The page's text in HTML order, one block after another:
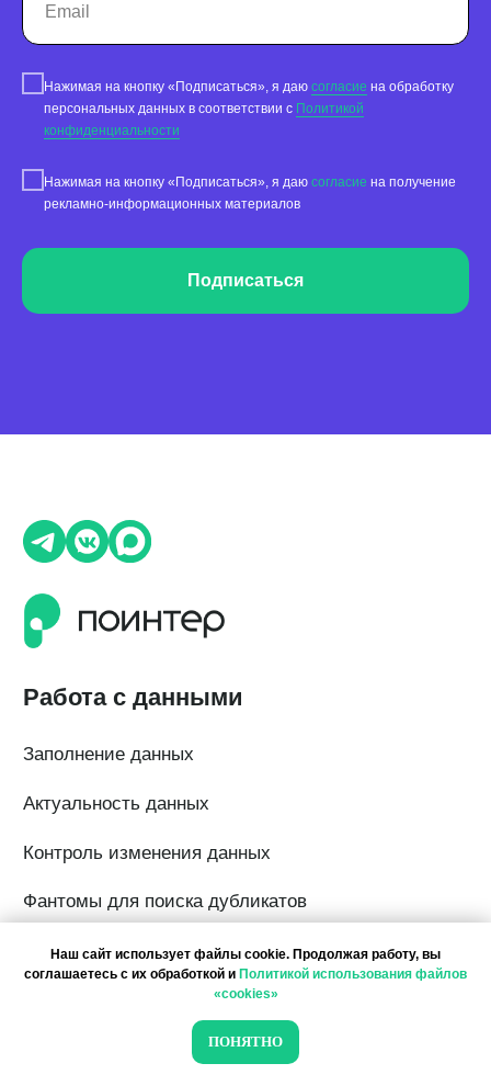
Нажимая на кнопку «Подписаться», я даю согласие на обработку
персональных данных в соответствии с Политикой
конфиденциальности
Нажимая на кнопку «Подписаться», я даю согласие на получение
рекламно-информационных материалов
Подписаться
Наш сайт использует файлы cookie. Продолжая работу, вы
соглашаетесь с их обработкой и Политикой использования файлов
«cookies»
ПОНЯТНО